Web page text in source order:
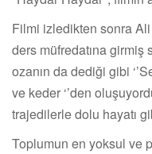
Filmi izledikten sonra
ders müfredatına girmiş
ozanın da dediği gibi
ve keder ‘’den
trajedilerle dolu hayatı
Toplumun en yoksul ve